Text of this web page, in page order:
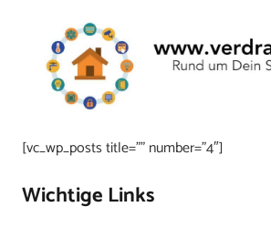
[vc_wp_posts title=”” number=”4″]
Wichtige Links